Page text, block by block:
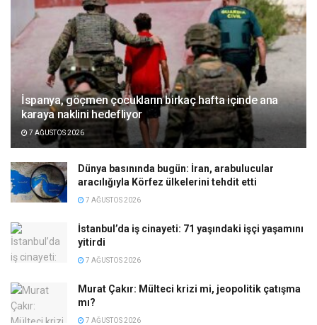
İspanya, göçmen çocukların birkaç hafta içinde ana
karaya naklini hedefliyor
7 AĞUSTOS 2026
Dünya basınında bugün: İran, arabulucular
aracılığıyla Körfez ülkelerini tehdit etti
7 AĞUSTOS 2026
İstanbul’da iş cinayeti: 71 yaşındaki işçi yaşamını
yitirdi
7 AĞUSTOS 2026
Murat Çakır: Mülteci krizi mi, jeopolitik çatışma
mı?
7 AĞUSTOS 2026